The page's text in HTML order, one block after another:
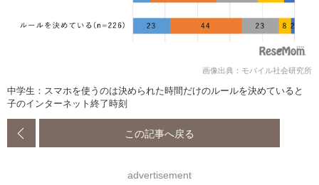
画像出典：モバイル社会研究所
中学生：スマホを使うのは決められた時間だけのルールを決めていると
子のインターネット終了時刻
この記事へ戻る
advertisement